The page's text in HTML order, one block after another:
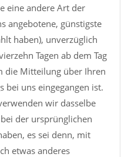
eine andere Art der
angebotene, günstigste
haben), unverzüglich
Tagen ab dem Tag
die Mitteilung über Ihren
bei uns eingegangen ist.
wir dasselbe
der ursprünglichen
es sei denn, mit
etwas anderes